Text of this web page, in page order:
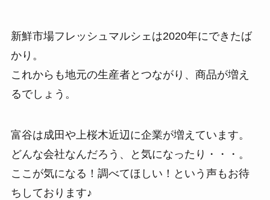
新鮮市場フレッシュマルシェは2020年にできたば
かり。
これからも地元の生産者とつながり、商品が増え
るでしょう。
富谷は成田や上桜木近辺に企業が増えています。
どんな会社なんだろう、と気になったり・・・。
ここが気になる！調べてほしい！という声もお待
ちしております♪